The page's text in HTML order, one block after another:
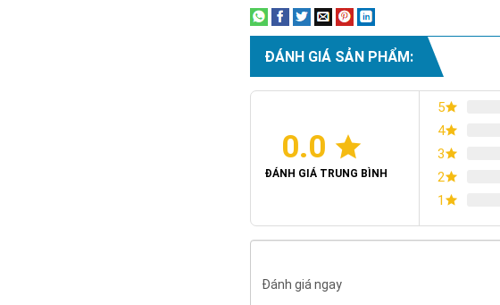
ĐÁNH GIÁ SẢN PHẨM:
0.0
ĐÁNH GIÁ TRUNG BÌNH
5
4
3
2
1
Đánh giá ngay